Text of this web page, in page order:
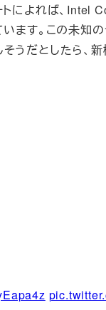
によれば、Intel
ます。この未知
だとしたら、新